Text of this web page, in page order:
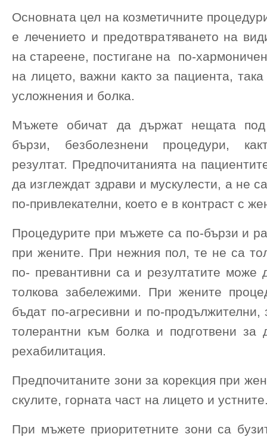
Основната цел на козметичните
е лечението и предотвратяването на
на стареене, постигане на по-
на лицето, важни както за пациента,
усложнения и болка.
Мъжете обичат да държат нещата под
бързи, безболезнени процедури,
резултат. Предпочитанията на
да изглеждат здрави и мускулести, а не
по-привлекателни, което е в контраст с
Процедурите при мъжете са по-бързи и
при жените. При нежния пол, те не са
по- превантивни са и резултатите може
толкова забележими. При жените
бъдат по-агресивни и по-
толерантни към болка и подготвени за
рехабилитация.
Предпочитаните зони за корекция при
скулите, горната част на лицето и
При мъжете приоритетните зони са